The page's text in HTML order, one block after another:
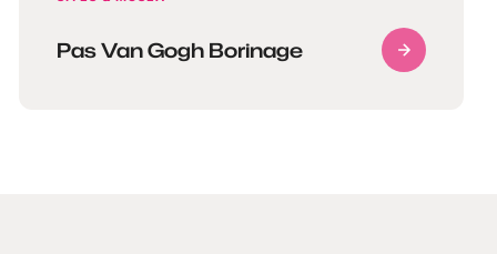
Pas Van Gogh Borinage